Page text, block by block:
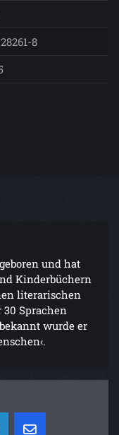
8
und hat
Kinderbüchern
literarischen
Sprachen
wurde er